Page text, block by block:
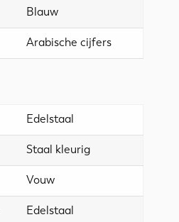
Blauw
Arabische cijfers
Edelstaal
Staal kleurig
Vouw
Edelstaal